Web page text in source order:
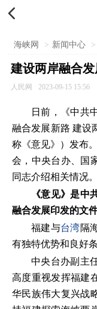

海峡网 > 新闻中心 >
建设两岸融合
人民网 2023-09-15 15:56
日前，《中共
融合发展新路 建设
称《意见》）发布
会，中央台办、国
同志介绍相关情况。
《意见》是中
融合发展印发的文
福建与台湾隔
有独特优势和良好条
中央台办副主
高度重视发挥福建
华民族伟大复兴战